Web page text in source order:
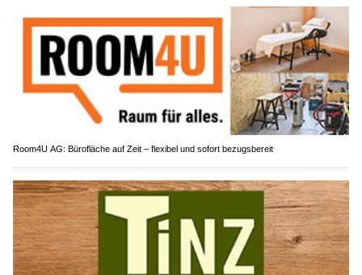
Room4U AG: Bürofläche auf Zeit – flexibel und sofort bezugsbereit